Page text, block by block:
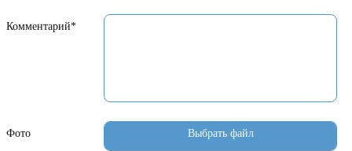
Комментарий*
Фото